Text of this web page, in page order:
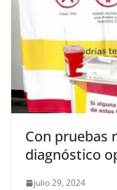
Con pruebas
diagnóstico
julio 29, 2024